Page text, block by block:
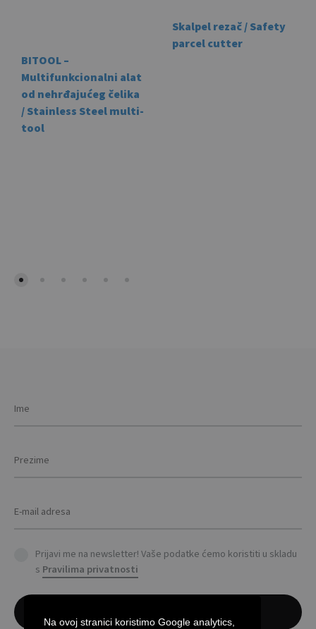
Na ovoj stranici koristimo Google analytics,
BITOOL –
Multifunkcionalni alat
od nehrđajućeg čelika
/ Stainless Steel multi-
tool
Skalpel rezač / Safety
parcel cutter
Prijavi me na newsletter! Vaše podatke ćemo koristiti u skladu
s Pravilima privatnosti